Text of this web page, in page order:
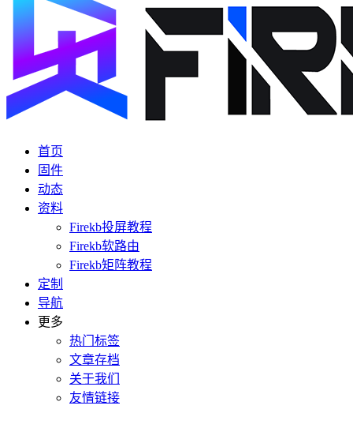
首页
固件
动态
资料
Firekb投屏教程
Firekb软路由
Firekb矩阵教程
定制
导航
更多
热门标签
文章存档
关于我们
友情链接